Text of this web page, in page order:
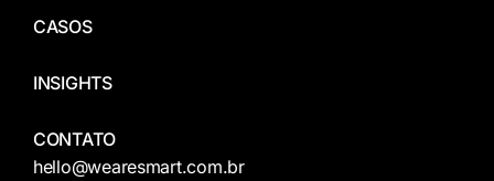
CASOS
INSIGHTS
CONTATO
hello@wearesmart.com.br